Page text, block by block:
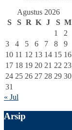
Agustus 2026
S
S R K J S M
1
2
3
4 5 6 7 8
9
10 11 12 13 14 15 16
17 18 19 20 21 22 23
24 25 26 27 28 29 30
31
« Jul
Arsip